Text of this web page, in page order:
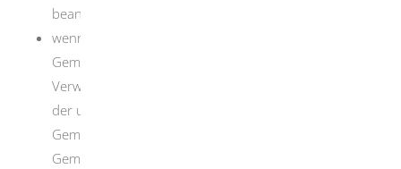
beantragen wollen: die Stadtverwaltung
wenn Sie die Ausnahme für das Gebiet einer
Gemeinde beantragen wollen, die einer
Verwaltungsgemeinschaft angehört, die die Aufgaben
der unteren Verwaltungsbehörde wahrnimmt: die
Gemeinde-/Stadtverwaltung einer der beteiligten
Gemeinden